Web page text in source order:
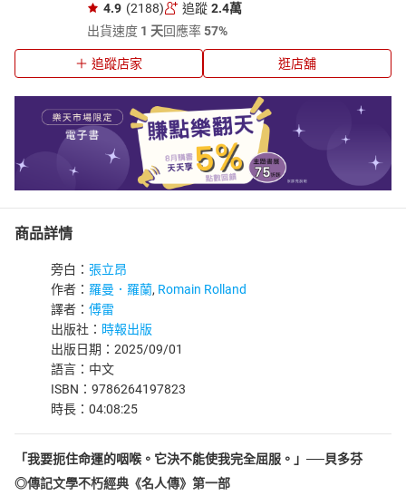
4.9 (2188) 追蹤 2.4萬
出貨速度 1 天回應率57%
追蹤店家 逛店舖
商品詳情
旁白： 張立昂
作者： 羅曼．羅蘭, Romain Rolland
譯者： 傅雷
出版社： 時報出版
出版日期：2025/09/01
語言：中文
ISBN：9786264197823
時長：04:08:25
「我要扼住命運的咽喉。它決不能使我完全屈服。」──貝多芬
◎傳記文學不朽經典《名人傳》第一部